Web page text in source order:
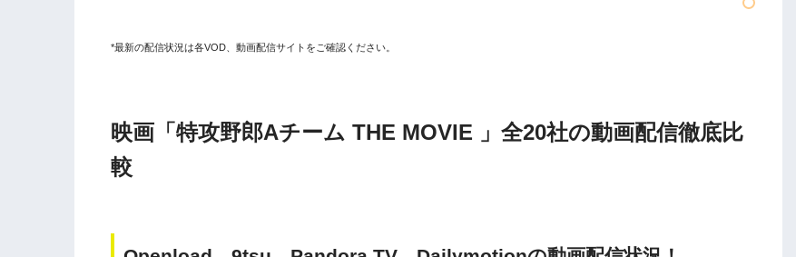
*最新の配信状況は各VOD、動画配信サイトをご確認ください。
映画「特攻野郎Aチーム THE MOVIE 」全20社の動画配信徹底比
較